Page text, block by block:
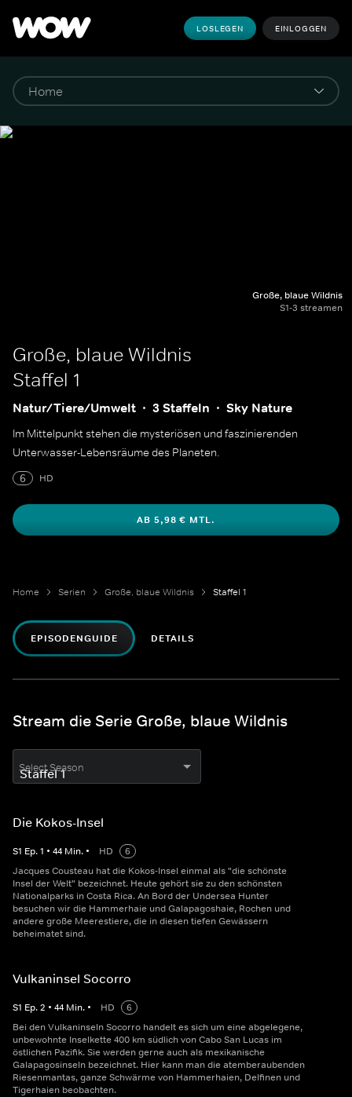
LOSLEGEN EINLOGGEN
Große, blaue Wildnis
S1-3 streamen
Große, blaue Wildnis
Staffel 1
Natur/Tiere/Umwelt 3 Staffeln Sky Nature
Im Mittelpunkt stehen die mysteriösen und faszinierenden
Unterwasser-Lebensräume des Planeten.
6
HD
AB 5,98 € MTL.
Home Serien Große, blaue Wildnis Staffel 1
EPISODENGUIDE DETAILS
Stream die Serie Große, blaue Wildnis
Select Season
Die Kokos-Insel
S1 Ep.1 • 44 Min. • HD
6
Jacques Cousteau hat die Kokos-Insel einmal als "die schönste
Insel der Welt" bezeichnet. Heute gehört sie zu den schönsten
Nationalparks in Costa Rica. An Bord der Undersea Hunter
besuchen wir die Hammerhaie und Galapagoshaie, Rochen und
andere große Meerestiere, die in diesen tiefen Gewässern
beheimatet sind.
Vulkaninsel Socorro
S1 Ep.2 • 44 Min. • HD
6
Bei den Vulkaninseln Socorro handelt es sich um eine abgelegene,
unbewohnte Inselkette 400 km südlich von Cabo San Lucas im
östlichen Pazifik. Sie werden gerne auch als mexikanische
Galapagosinseln bezeichnet. Hier kann man die atemberaubenden
Riesenmantas, ganze Schwärme von Hammerhaien, Delfinen und
Tigerhaien beobachten.